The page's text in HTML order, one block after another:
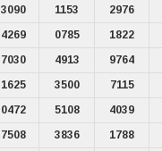
3090 1153 2976
4269 0785 1822
7030 4913 9764
1625 3500 7115
0472 5108 4039
7508 3836 1788